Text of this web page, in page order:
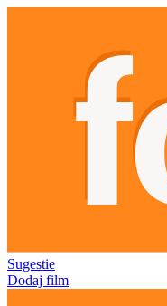
Sugestie
Dodaj film